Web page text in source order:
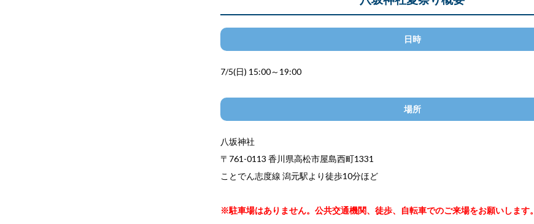
日時
7/5(日) 15:00～19:00
場所
八坂神社
〒761-0113 香川県高松市屋島西町1331
ことでん志度線 潟元駅より徒歩10分ほど
※駐車場はありません。公共交通機関、徒歩、自転車でのご来場をお願いします。